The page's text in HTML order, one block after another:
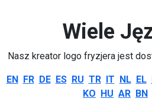
Wiele
Nasz kreator logo fryzjera jest
EN FR DE ES RU TR IT NL EL
KO HU AR BN